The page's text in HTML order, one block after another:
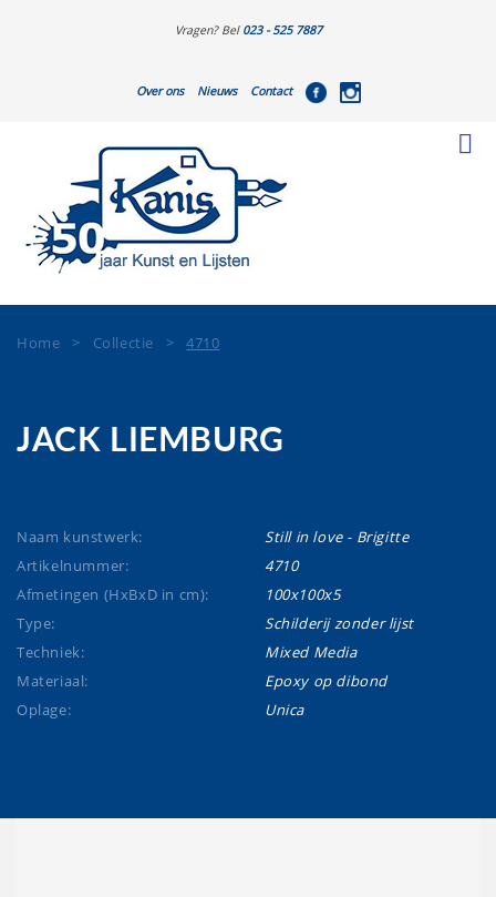
Vragen? Bel 023 - 525 7887
Over ons Nieuws Contact
Home > Collectie >4710
JACK LIEMBURG
Naam kunstwerk:
Still in love - Brigitte
Artikelnummer:
4710
Afmetingen (HxBxD in cm):
100x100x5
Type:
Schilderij zonder lijst
Techniek:
Mixed Media
Materiaal:
Epoxy op dibond
Oplage:
Unica